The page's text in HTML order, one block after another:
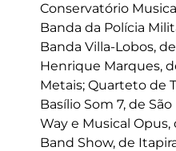
Conservatório
Banda da Polícia
Banda Villa-Lobos,
Henrique Marques,
Metais; Quarteto de
Basílio Som 7, de
Way e Musical Opus,
Band Show, de